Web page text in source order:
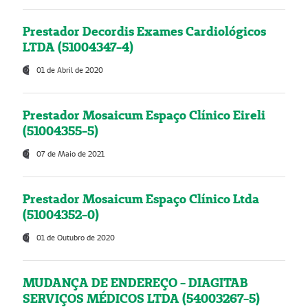
Prestador Decordis Exames Cardiológicos
LTDA (51004347-4)
01 de Abril de 2020
Prestador Mosaicum Espaço Clínico Eireli
(51004355-5)
07 de Maio de 2021
Prestador Mosaicum Espaço Clínico Ltda
(51004352-0)
01 de Outubro de 2020
MUDANÇA DE ENDEREÇO - DIAGITAB
SERVIÇOS MÉDICOS LTDA (54003267-5)